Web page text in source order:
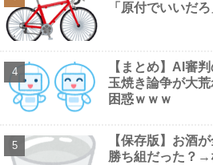
Powered by livedoor 相互RSS
「原付でいいだ
【まとめ】AI審
玉焼き論争が大
困惑ｗｗｗ
【保存版】お酒
勝ち組だった？→